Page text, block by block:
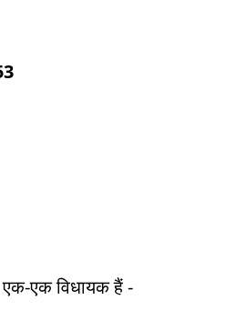
एक-एक विधायक हैं -